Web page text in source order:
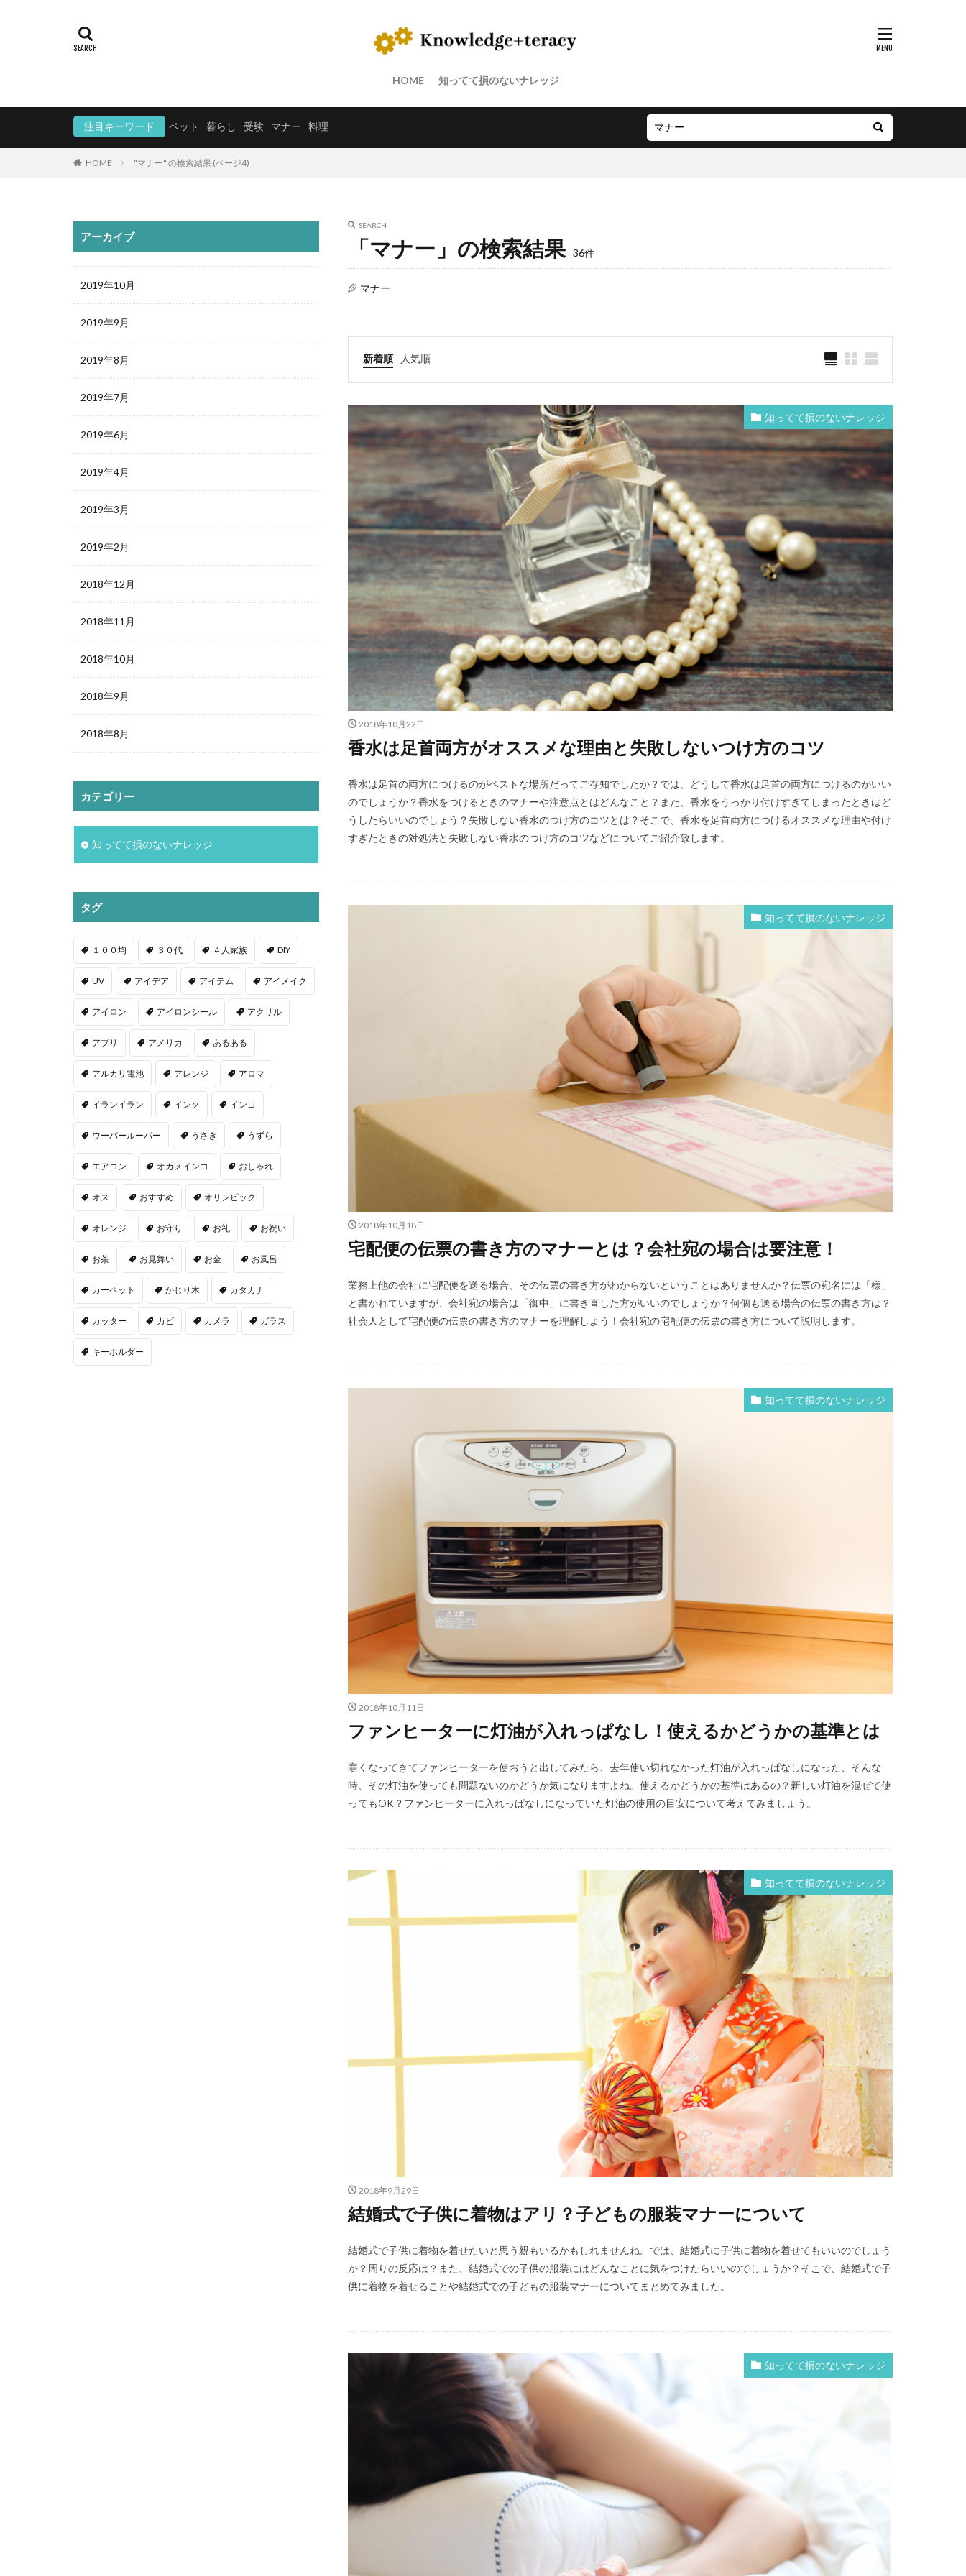
HOME 知ってて損のないナレッジ
注目キーワード ペット 暮らし 受験 マナー 料理
HOME "マナー" の検索結果 (ページ4)
SEARCH
「マナー」の検索結果 36件
マナー
新着順 人気順
知ってて損のないナレッジ
2018年10月22日
香水は足首両方がオススメな理由と失敗しないつけ方のコツ
香水は足首の両方につけるのがベストな場所だってご存知でしたか？では、どうして香水は足首の両方につけるのがいい
のでしょうか？香水をつけるときのマナーや注意点とはどんなこと？また、香水をうっかり付けすぎてしまったときはど
うしたらいいのでしょう？失敗しない香水のつけ方のコツとは？そこで、香水を足首両方につけるオススメな理由や付け
すぎたときの対処法と失敗しない香水のつけ方のコツなどについてご紹介致します。
知ってて損のないナレッジ
2018年10月18日
宅配便の伝票の書き方のマナーとは？会社宛の場合は要注意！
業務上他の会社に宅配便を送る場合、その伝票の書き方がわからないということはありませんか？伝票の宛名には「様」
と書かれていますが、会社宛の場合は「御中」に書き直した方がいいのでしょうか？何個も送る場合の伝票の書き方は？
社会人として宅配便の伝票の書き方のマナーを理解しよう！会社宛の宅配便の伝票の書き方について説明します。
知ってて損のないナレッジ
2018年10月11日
ファンヒーターに灯油が入れっぱなし！使えるかどうかの基準とは
寒くなってきてファンヒーターを使おうと出してみたら、去年使い切れなかった灯油が入れっぱなしになった、そんな
時、その灯油を使っても問題ないのかどうか気になりますよね。使えるかどうかの基準はあるの？新しい灯油を混ぜて使
ってもOK？ファンヒーターに入れっぱなしになっていた灯油の使用の目安について考えてみましょう。
知ってて損のないナレッジ
2018年9月29日
結婚式で子供に着物はアリ？子どもの服装マナーについて
結婚式で子供に着物を着せたいと思う親もいるかもしれませんね。では、結婚式に子供に着物を着せてもいいのでしょう
か？周りの反応は？また、結婚式での子供の服装にはどんなことに気をつけたらいいのでしょうか？そこで、結婚式で子
供に着物を着せることや結婚式での子どもの服装マナーについてまとめてみました。
知ってて損のないナレッジ
アーカイブ
2019年10月
2019年9月
2019年8月
2019年7月
2019年6月
2019年4月
2019年3月
2019年2月
2018年12月
2018年11月
2018年10月
2018年9月
2018年8月
カテゴリー
知ってて損のないナレッジ
タグ
１００均 ３０代 ４人家族 DIY
UV アイデア アイテム アイメイク
アイロン アイロンシール アクリル
アプリ アメリカ あるある
アルカリ電池 アレンジ アロマ
イランイラン インク インコ
ウーパールーパー うさぎ うずら
エアコン オカメインコ おしゃれ
オス おすすめ オリンピック
オレンジ お守り お礼 お祝い
お茶 お見舞い お金 お風呂
カーペット かじり木 カタカナ
カッター カビ カメラ ガラス
キーホルダー